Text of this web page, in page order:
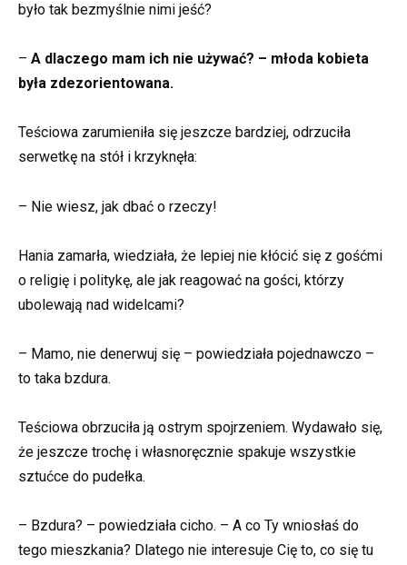
było tak bezmyślnie nimi jeść?
– A dlaczego mam ich nie używać? – młoda kobieta
była zdezorientowana.
Teściowa zarumieniła się jeszcze bardziej, odrzuciła
serwetkę na stół i krzyknęła:
– Nie wiesz, jak dbać o rzeczy!
Hania zamarła, wiedziała, że lepiej nie kłócić się z gośćmi
o religię i politykę, ale jak reagować na gości, którzy
ubolewają nad widelcami?
– Mamo, nie denerwuj się – powiedziała pojednawczo –
to taka bzdura.
Teściowa obrzuciła ją ostrym spojrzeniem. Wydawało się,
że jeszcze trochę i własnoręcznie spakuje wszystkie
sztućce do pudełka.
– Bzdura? – powiedziała cicho. – A co Ty wniosłaś do
tego mieszkania? Dlatego nie interesuje Cię to, co się tu